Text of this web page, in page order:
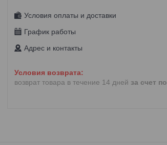
Условия оплаты и доставки
График работы
Адрес и контакты
возврат товара в течение 14 дней за счет